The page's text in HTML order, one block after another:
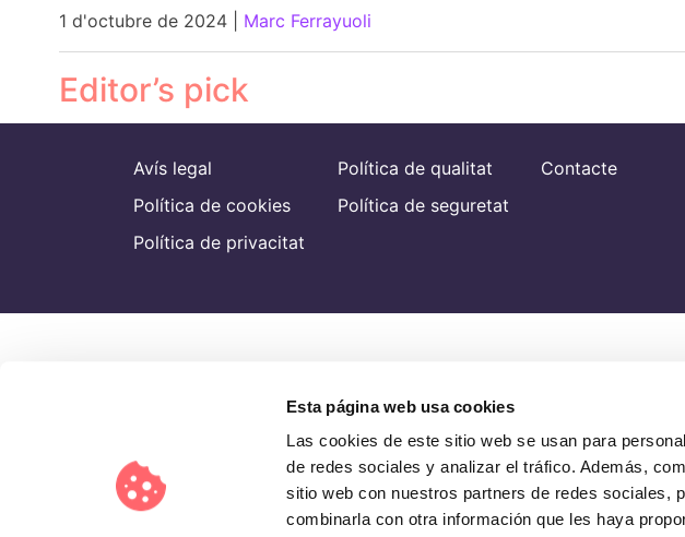
Esta página web usa cookies
Las cookies de este sitio web se usan para
de redes sociales y analizar el tráfico. Además,
sitio web con nuestros partners de redes sociales,
combinarla con otra información que les haya
1 d'octubre de 2024 | Marc Ferrayuoli
Editor’s pick
Avís legal
Política de cookies
Política de privacitat
Política de qualitat
Política de seguretat
Contacte